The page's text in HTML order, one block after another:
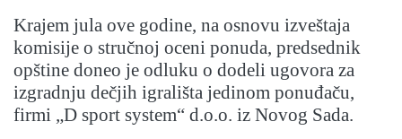
Krajem jula ove godine, na osnovu izveštaja
komisije o stručnoj oceni ponuda, predsednik
opštine doneo je odluku o dodeli ugovora za
izgradnju dečjih igrališta jedinom ponuđaču,
firmi „D sport system“ d.o.o. iz Novog Sada.